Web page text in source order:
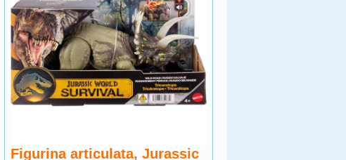
Figurina articulata, Jurassic